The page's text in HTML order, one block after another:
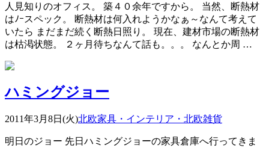
人見知りのオフィス。 築４０余年ですから。 当然、断熱材
はﾉｰスペック。 断熱材は何入れようかなぁ～なんて考えて
いたら まだまだ続く断熱日照り。 現在、建材市場の断熱材
は枯渇状態。 ２ヶ月待ちなんて話も。。。 なんとか周 …
ハミングジョー
2011年3月8日(火)北欧家具・インテリア・北欧雑貨
明日のジョー 先日ハミングジョーの家具倉庫へ行ってきま